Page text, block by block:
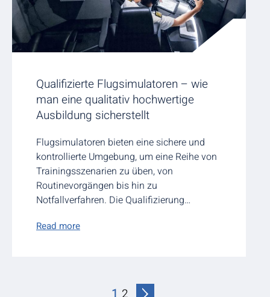
Qualifizierte Flugsimulatoren – wie
man eine qualitativ hochwertige
Ausbildung sicherstellt
Flugsimulatoren bieten eine sichere und
kontrollierte Umgebung, um eine Reihe von
Trainingsszenarien zu üben, von
Routinevorgängen bis hin zu
Notfallverfahren. Die Qualifizierung…
Read more